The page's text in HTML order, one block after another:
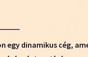
egy dinamikus cég,